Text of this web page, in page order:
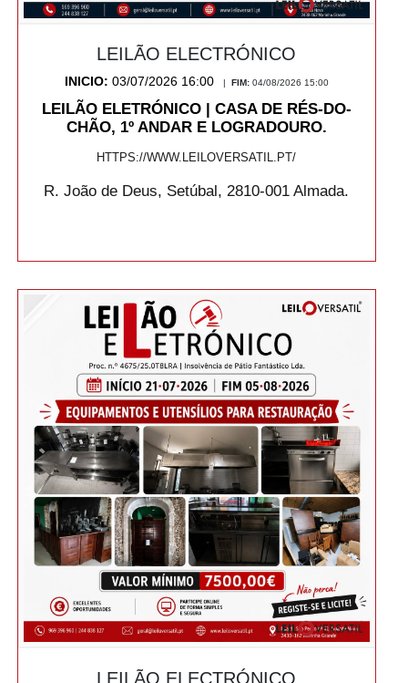
LEILÃO ELECTRÓNICO
INICIO: 03/07/2026 16:00 FIM: 04/08/2026 15:00
LEILÃO ELETRÓNICO | CASA DE RÉS-DO-
CHÃO, 1º ANDAR E LOGRADOURO.
HTTPS://WWW.LEILOVERSATIL.PT/
R. João de Deus, Setúbal, 2810-001 Almada.
LEILÃO ELECTRÓNICO